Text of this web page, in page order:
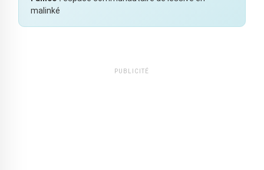
malinké
PUBLICITÉ